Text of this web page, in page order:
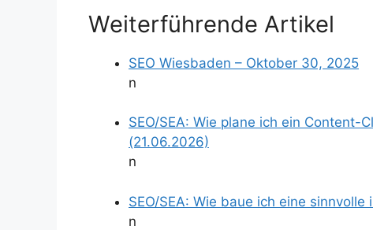
Weiterführende Artikel
SEO Wiesbaden – Oktober 30, 2025
n
SEO/SEA: Wie plane ich ein Content-
(21.06.2026)
n
SEO/SEA: Wie baue ich eine
n